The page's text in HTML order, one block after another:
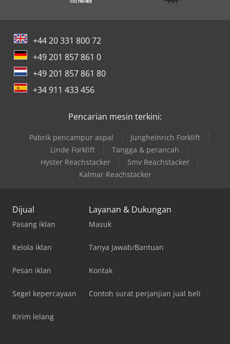
+44 20 331 800 72
+49 201 857 861 0
+49 201 857 861 80
+34 911 433 456
Pencarian mesin terkini:
Pabrik pencampur aspal
Jungheinrich Forklift
Linde Forklift
Tangga & perancah
Hyster Reachstacker
Smv Reachstacker
Kalmar Reachstacker
Dijual
Pasang iklan
Kelola iklan
Pesan iklan
Segel kepercayaan
Kirim lelang
Layanan & Dukungan
Masuk
Tanya Jawab/Bantuan
Kontak
Contoh surat perjanjian jual beli